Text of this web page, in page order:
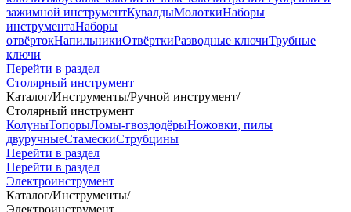
зажимной инструментКувалдыМолоткиНаборы
инструментаНаборы
отвёртокНапильникиОтвёрткиРазводные ключиТрубные
ключи
Перейти в раздел
Столярный инструмент
Каталог/Инструменты/Ручной инструмент/
Столярный инструмент
КолуныТопорыЛомы-гвоздодёрыНожовки, пилы
двуручныеСтамескиСтрубцины
Перейти в раздел
Перейти в раздел
Электроинструмент
Каталог/Инструменты/
Электроинструмент